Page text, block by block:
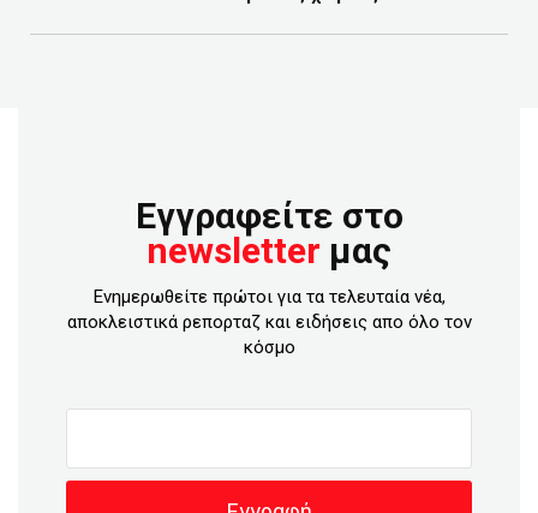
Εγγραφείτε στο
newsletter μας
Ενημερωθείτε πρώτοι για τα τελευταία νέα,
αποκλειστικά ρεπορταζ και ειδήσεις απο όλο τον
κόσμο